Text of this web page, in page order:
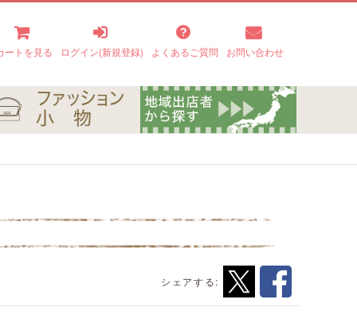
ートを見る ログイン(新規登録) よくあるご質問 お問い合わせ
シェアする: